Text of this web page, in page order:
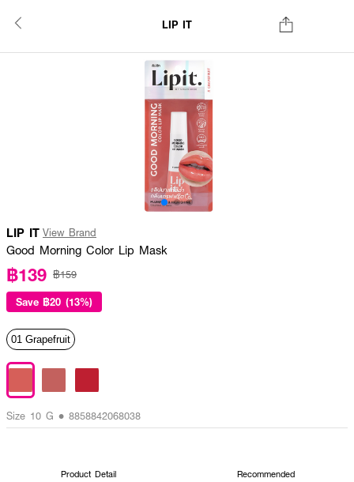
LIP IT
LIP IT View Brand
Good Morning Color Lip Mask
฿139 ฿159
Save ฿20 (13%)
01 Grapefruit
Size 10 G • 8858842068038
Product Detail Recommended